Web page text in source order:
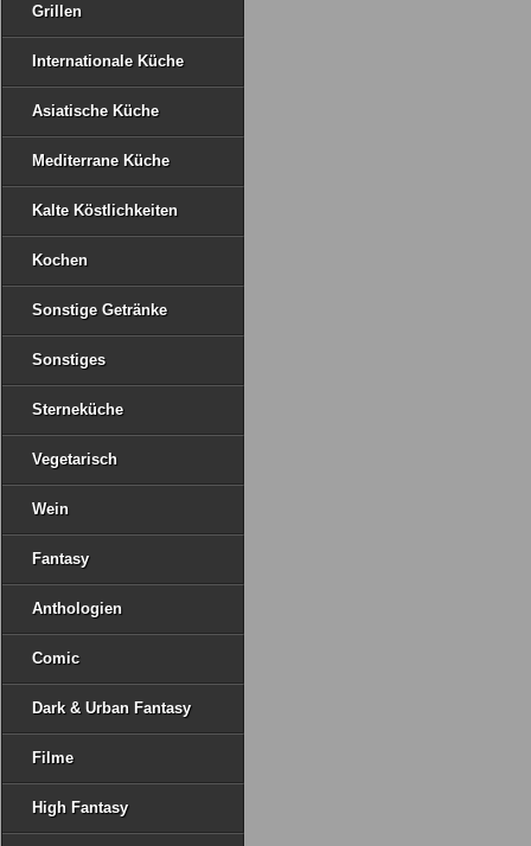
Grillen
Internationale Küche
Asiatische Küche
Mediterrane Küche
Kalte Köstlichkeiten
Kochen
Sonstige Getränke
Sonstiges
Sterneküche
Vegetarisch
Wein
Fantasy
Anthologien
Comic
Dark & Urban Fantasy
Filme
High Fantasy